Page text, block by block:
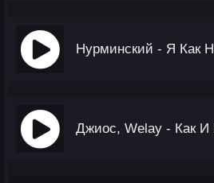
Нурминский - Я Как
Джиос, Welay - Как